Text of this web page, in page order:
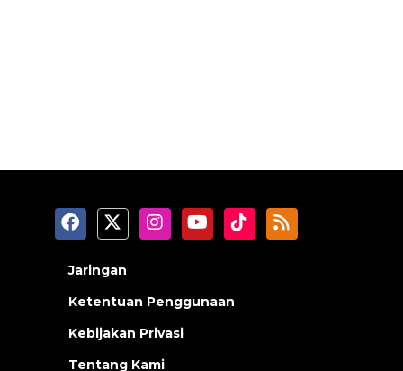
Jaringan
Ketentuan Penggunaan
Kebijakan Privasi
Tentang Kami